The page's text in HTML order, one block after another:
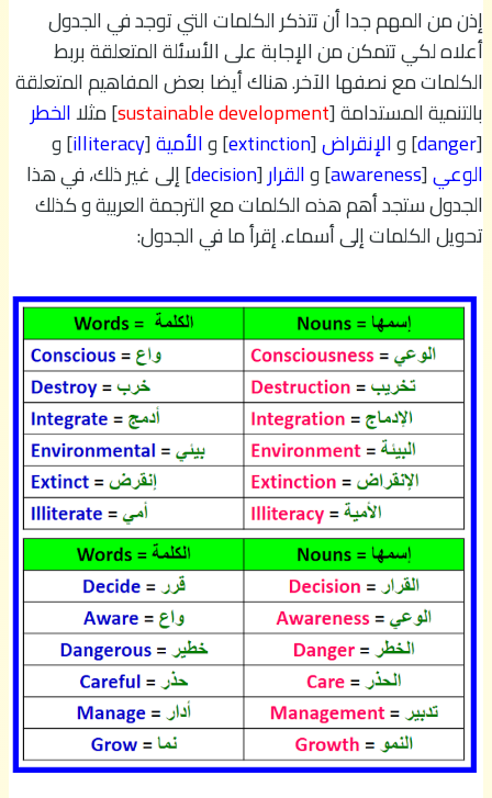
إذن من المهم جدا أن تتذكر الكلمات التي توجد في الجدول
أعلاه لكي تتمكن من الإجابة على الأسئلة المتعلقة بربط
الكلمات مع نصفها الآخر. هناك أيضا بعض المفاهيم المتعلقة
بالتنمية المستدامة [sustainable development] مثلاالخطر
[
danger] والإنقراض[
extinction] والأمية[
illiteracy] و
الوعي[
awareness] والقرار[
decision] إلى غير ذلك، في هذا
الجدول ستجد أهم هذه الكلمات مع الترجمة العربية و كذلك
تحويل الكلمات إلى أسماء. إقرأ ما في الجدول: